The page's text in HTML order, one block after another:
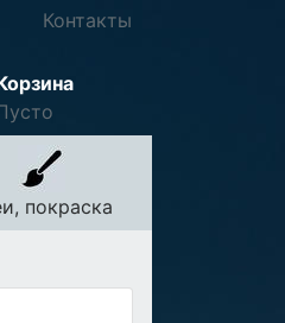
Контакты
покраска